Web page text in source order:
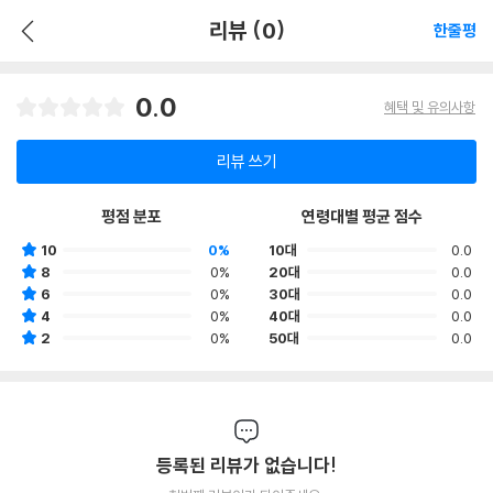
리뷰 (0) 한줄평
0.0 혜택 및 유의사항
리뷰 쓰기
평점 분포
10
0%
8
0%
6
0%
4
0%
2
0%
연령대별 평균 점수
10대
0.0
20대
0.0
30대
0.0
40대
0.0
50대
0.0
등록된 리뷰가 없습니다!